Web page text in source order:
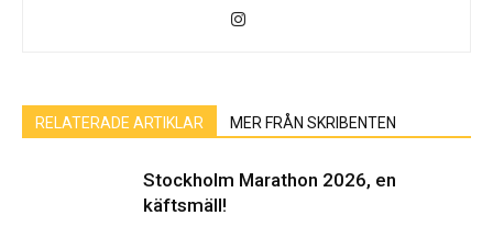
RELATERADE ARTIKLAR MER FRÅN SKRIBENTEN
Stockholm Marathon 2026, en
käftsmäll!